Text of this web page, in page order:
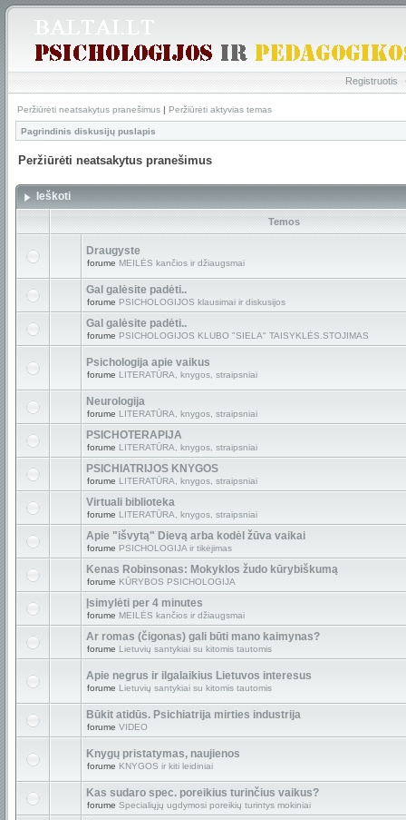
Registruotis
Peržiūrėti neatsakytus pranešimus | Peržiūrėti aktyvias temas
Pagrindinis diskusijų puslapis
Peržiūrėti neatsakytus pranešimus
Ieškoti
Temos
Draugyste
forume MEILĖS kančios ir džiaugsmai
Gal galėsite padėti..
forume PSICHOLOGIJOS klausimai ir diskusijos
Gal galėsite padėti..
forume PSICHOLOGIJOS KLUBO "SIELA" TAISYKLĖS.STOJIMAS
Psichologija apie vaikus
forume LITERATŪRA, knygos, straipsniai
Neurologija
forume LITERATŪRA, knygos, straipsniai
PSICHOTERAPIJA
forume LITERATŪRA, knygos, straipsniai
PSICHIATRIJOS KNYGOS
forume LITERATŪRA, knygos, straipsniai
Virtuali biblioteka
forume LITERATŪRA, knygos, straipsniai
Apie "išvytą" Dievą arba kodėl žūva vaikai
forume PSICHOLOGIJA ir tikėjimas
Kenas Robinsonas: Mokyklos žudo kūrybiškumą
forume KŪRYBOS PSICHOLOGIJA
Įsimylėti per 4 minutes
forume MEILĖS kančios ir džiaugsmai
Ar romas (čigonas) gali būti mano kaimynas?
forume Lietuvių santykiai su kitomis tautomis
Apie negrus ir ilgalaikius Lietuvos interesus
forume Lietuvių santykiai su kitomis tautomis
Būkit atidūs. Psichiatrija mirties industrija
forume VIDEO
Knygų pristatymas, naujienos
forume KNYGOS ir kiti leidiniai
Kas sudaro spec. poreikius turinčius vaikus?
forume Specialiųjų ugdymosi poreikių turintys mokiniai